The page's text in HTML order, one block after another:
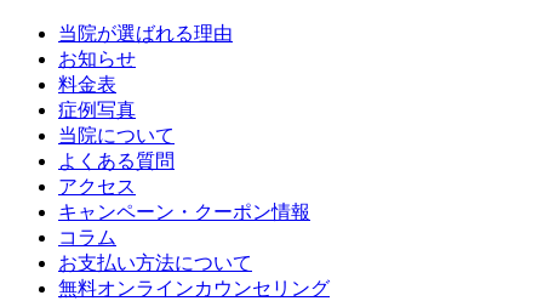
当院が選ばれる理由
お知らせ
料金表
症例写真
当院について
よくある質問
アクセス
キャンペーン・クーポン情報
コラム
お支払い方法について
無料オンラインカウンセリング